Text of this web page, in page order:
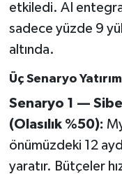
etkiledi. AI
sadece yüzde 9
altında.
Üç Senaryo
Senaryo 1 —
(Olasılık %50):
önümüzdeki 12
yaratır. Bütçeler